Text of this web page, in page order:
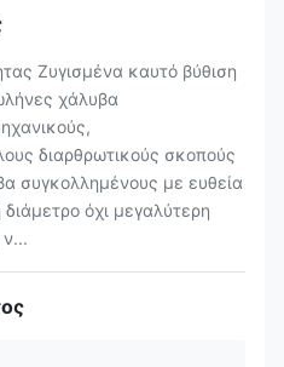
Ζυγισμένα καυτό βύθιση
χάλυβα
διαρθρωτικούς σκοπούς
συγκολλημένους με ευθεία
όχι μεγαλύτερη